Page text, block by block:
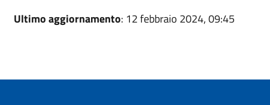
Ultimo aggiornamento: 12 febbraio 2024, 09:45